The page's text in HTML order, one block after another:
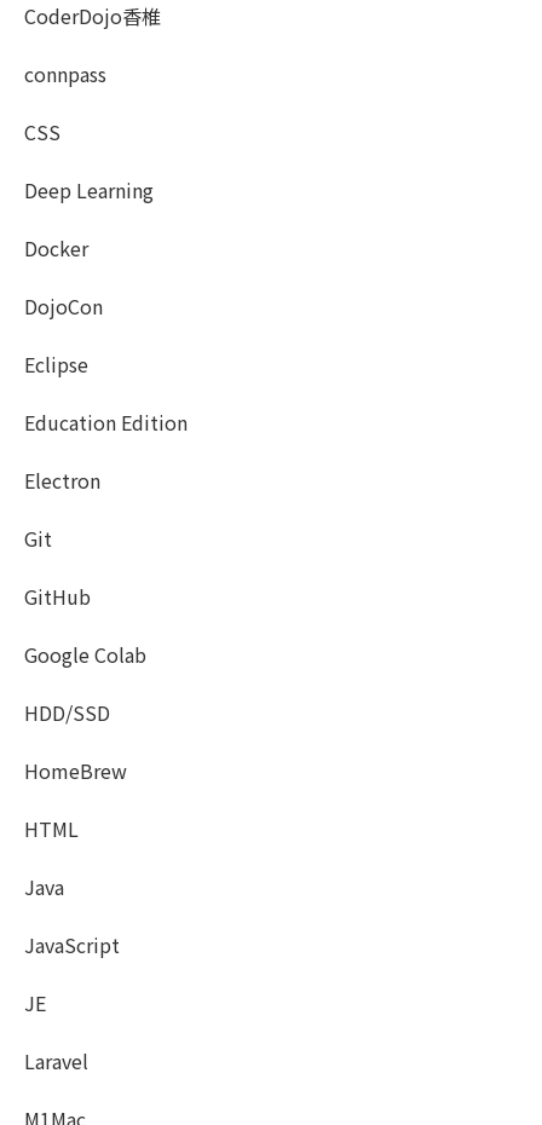
CoderDojo香椎
connpass
CSS
Deep Learning
Docker
DojoCon
Eclipse
Education Edition
Electron
Git
GitHub
Google Colab
HDD/SSD
HomeBrew
HTML
Java
JavaScript
JE
Laravel